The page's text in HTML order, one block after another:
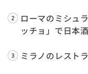
ローマのミシュ
ッチョ」で日本酒
ミラノのレスト